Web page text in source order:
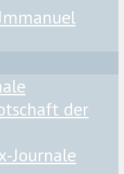
der
Journale